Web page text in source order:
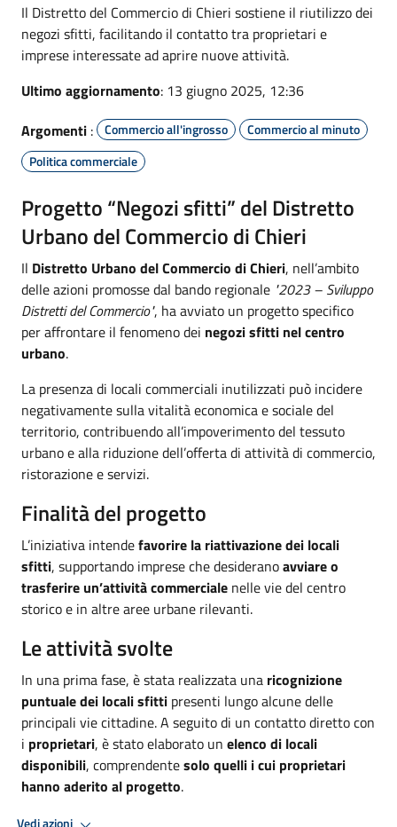
Il Distretto del Commercio di Chieri sostiene il riutilizzo dei
negozi sfitti, facilitando il contatto tra proprietari e
imprese interessate ad aprire nuove attività.
Ultimo aggiornamento: 13 giugno 2025, 12:36
Argomenti : Commercio all'ingrosso
Commercio al minuto
Politica commerciale
Progetto “Negozi sfitti” del Distretto
Urbano del Commercio di Chieri
Il Distretto Urbano del Commercio di Chieri, nell’ambito
delle azioni promosse dal bando regionale "2023 – Sviluppo
Distretti del Commercio", ha avviato un progetto specifico
per affrontare il fenomeno dei negozi sfitti nel centro
urbano.
La presenza di locali commerciali inutilizzati può incidere
negativamente sulla vitalità economica e sociale del
territorio, contribuendo all’impoverimento del tessuto
urbano e alla riduzione dell’offerta di attività di commercio,
ristorazione e servizi.
Finalità del progetto
L’iniziativa intendefavorire la riattivazione dei locali
sfitti, supportando imprese che desideranoavviare o
trasferire un’attività commerciale nelle vie del centro
storico e in altre aree urbane rilevanti.
Le attività svolte
In una prima fase, è stata realizzata una ricognizione
puntuale dei locali sfitti presenti lungo alcune delle
principali vie cittadine. A seguito di un contatto diretto con
i proprietari, è stato elaborato un elenco di locali
disponibili, comprendentesolo quelli i cui proprietari
hanno aderito al progetto.